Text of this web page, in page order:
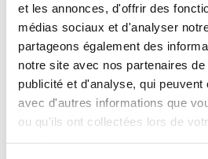
et les annonces, d'offrir des
médias sociaux et d'analyser
partageons également des
notre site avec nos partenaires
publicité et d'analyse, qui
avec d'autres informations que
ou qu'ils ont collectées lors de
PAIEMENT SÉCURISÉ
CB, VISA, Mastercard, ALMA